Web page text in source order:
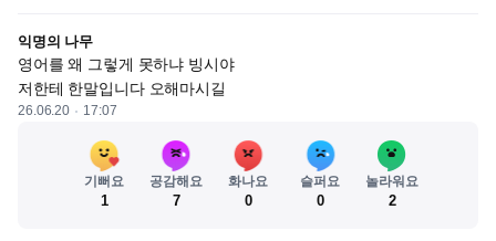
익명의 나무
영어를 왜 그렇게 못하냐 빙시야
저한테 한말입니다 오해마시길
26.06.20 17:07
기뻐요
1
공감해요
7
화나요
0
슬퍼요
0
놀라워요
2